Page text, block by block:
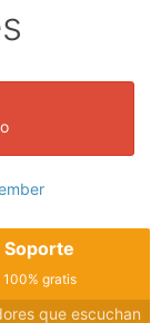
Soporte
100% gratis
que escuchan